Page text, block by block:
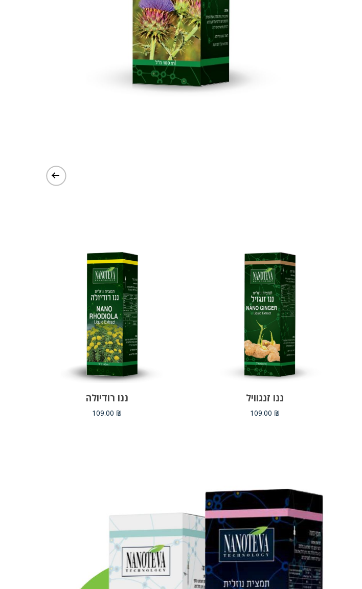
הוספה לסל
ננו זנגוויל
109.00 ₪
הוספה לסל
ננו רודיולה
109.00 ₪